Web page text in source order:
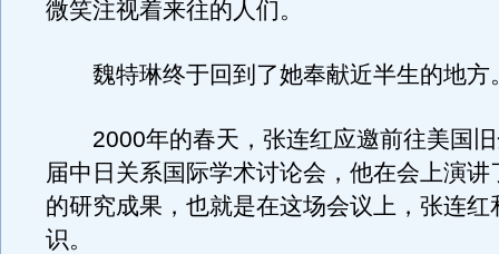
微笑注视着来往的人们。
魏特琳终于回到了她奉献近半生的地方
2000年的春天，张连红应邀前往美国旧
届中日关系国际学术讨论会，他在会上演讲
的研究成果，也就是在这场会议上，张连红
识。